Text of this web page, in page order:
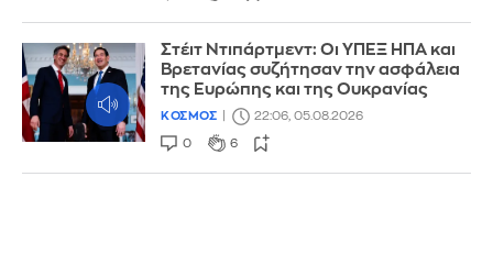
Στέιτ Ντιπάρτμεντ: Οι ΥΠΕΞ ΗΠΑ και
Βρετανίας συζήτησαν την ασφάλεια
της Ευρώπης και της Ουκρανίας
ΚΟΣΜΟΣ 22:06, 05.08.2026
0 6